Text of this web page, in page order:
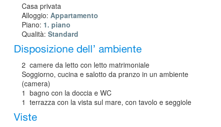
Casa privata
Alloggio: Appartamento
Piano: 1. piano
Qualità: Standard
Disposizione dell’ ambiente
2 camere da letto con letto matrimoniale
Soggiorno, cucina e salotto da pranzo in un ambiente
(camera)
1 bagno con la doccia e WC
1 terrazza con la vista sul mare, con tavolo e seggiole
Viste